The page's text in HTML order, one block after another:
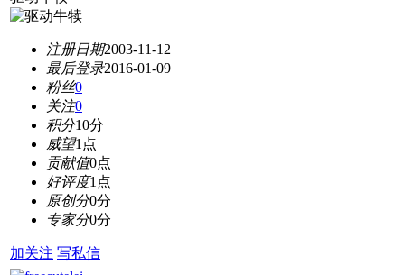
注册日期2003-11-12
最后登录2016-01-09
粉丝0
关注0
积分10分
威望1点
贡献值0点
好评度1点
原创分0分
专家分0分
加关注 写私信